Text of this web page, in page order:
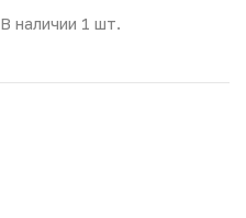
В наличии 1 шт.